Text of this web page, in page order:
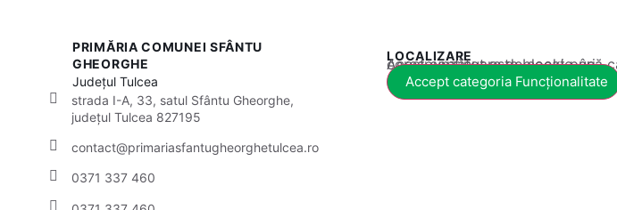
PRIMĂRIA COMUNEI SFÂNTU
GHEORGHE
JudețulTulcea
strada I-A, 33, satul Sfântu Gheorghe,
județul Tulcea 827195
contact@primariasfantugheorghetulcea.ro
0371 337 460
LOCALIZARE
Acest conținut este blocat până când acceptați categoria corespunzătoare de cookie-uri.
Accept categoria Funcționalitate